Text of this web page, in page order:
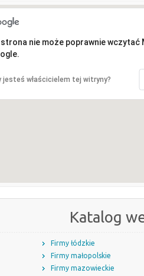
strona nie może poprawnie wczytać
jesteś właścicielem tej witryny?
Katalog
Firmy łódzkie
Firmy małopolskie
Firmy mazowieckie